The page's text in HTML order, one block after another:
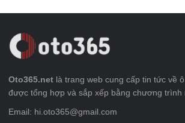
Oto365.net là trang web cung cấp tin tức về
được tổng hợp và sắp xếp bằng chương trình
Email: hi.oto365@gmail.com